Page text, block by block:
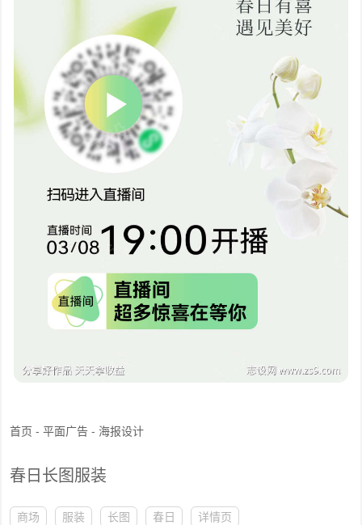
首页 - 平面广告 - 海报设计
春日长图服装
商场 服装 长图 春日 详情页